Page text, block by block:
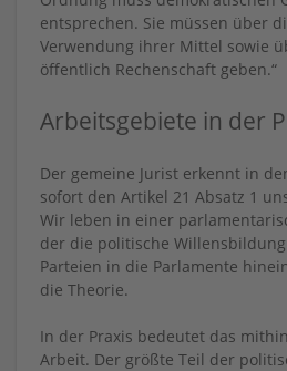
entsprechen. Sie müssen über
Verwendung ihrer Mittel sowie
öffentlich Rechenschaft geben.“
Arbeitsgebiete in der
Der gemeine Jurist erkennt in
sofort den Artikel 21 Absatz 1
Wir leben in einer
der die politische
Parteien in die Parlamente
die Theorie.
In der Praxis bedeutet das
Arbeit. Der größte Teil der